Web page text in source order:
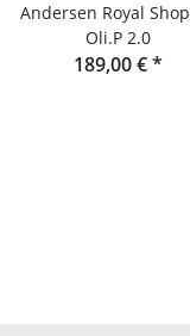
Andersen Royal
Oli.P 2.0
189,00 €*